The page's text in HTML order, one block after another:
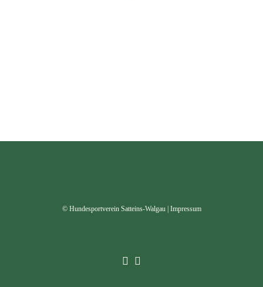
© Hundesportverein Satteins-Walgau | Impressum
 